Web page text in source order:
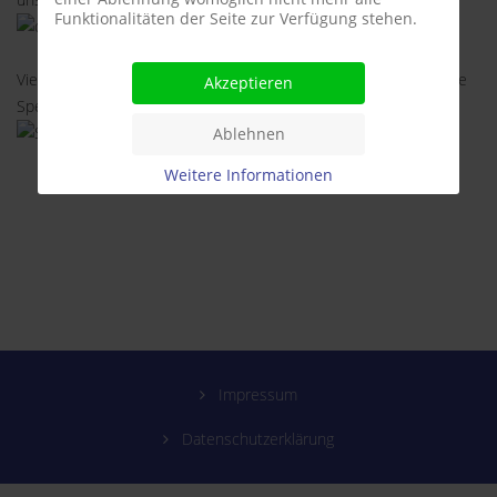
Vielen Dank auch an die Volksbank Hildesheim für die großzügige
Spende!
Impressum
Datenschutzerklärung
Funktionalitäten der Seite zur Verfügung stehen.
Akzeptieren
Ablehnen
Weitere Informationen